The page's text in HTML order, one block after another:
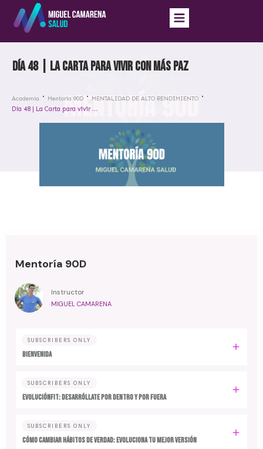
Día 48 | La Carta para vivir con más paz
Academia Mentoría 90D MENTALIDAD DE ALTO RENDIMIENTO
Día 48 | La Carta para vivir con más paz
Mentoría 90D
Instructor
MIGUEL CAMARENA
SUBSCRIBERS ONLY
BIENVENIDA
SUBSCRIBERS ONLY
EvoluciónFit: desarróllate por dentro y por fuera
SUBSCRIBERS ONLY
Cómo cambiar hábitos de verdad: evoluciona tu mejor versión